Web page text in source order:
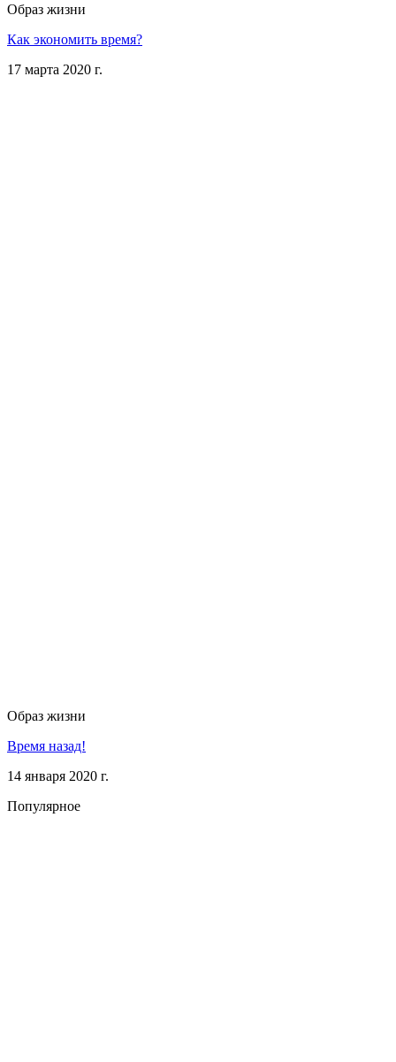
Образ жизни
Как экономить время?
17 марта 2020 г.
Образ жизни
Время назад!
14 января 2020 г.
Популярное